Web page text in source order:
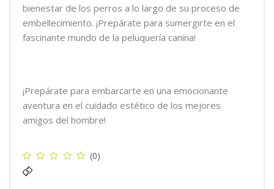
bienestar de los perros a lo largo de su proceso de
embellecimiento. ¡Prepárate para sumergirte en el
fascinante mundo de la peluquería canina!
¡Prepárate para embarcarte en una emocionante
aventura en el cuidado estético de los mejores
amigos del hombre!
(0)